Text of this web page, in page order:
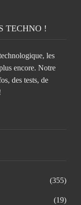
TECHNO !
les
encore. Notre
des tests, de
(355)
(19)